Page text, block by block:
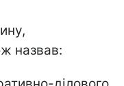
назвав: